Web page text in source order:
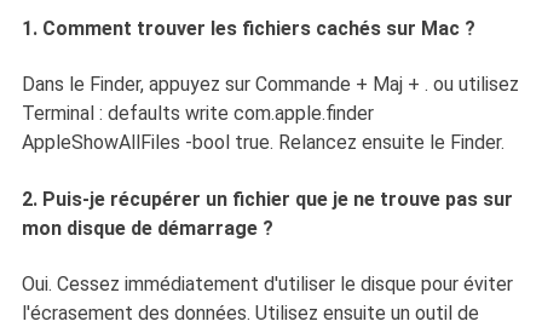
1. Comment trouver les fichiers cachés sur Mac ?
Dans le Finder, appuyez sur Commande + Maj + . ou utilisez
Terminal : defaults write com.apple.finder
AppleShowAllFiles -bool true. Relancez ensuite le Finder.
2. Puis-je récupérer un fichier que je ne trouve pas sur
mon disque de démarrage ?
Oui. Cessez immédiatement d'utiliser le disque pour éviter
l'écrasement des données. Utilisez ensuite un outil de